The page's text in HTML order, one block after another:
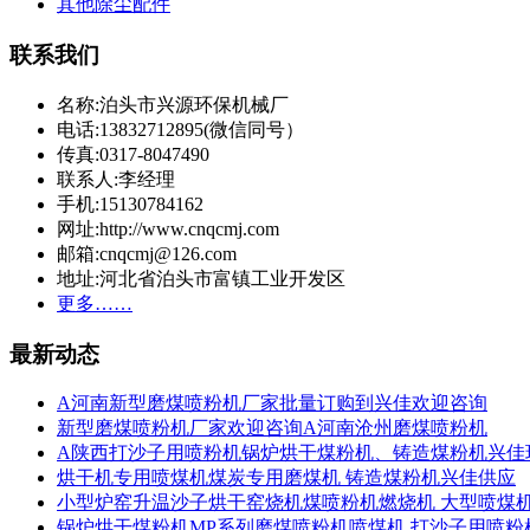
其他除尘配件
联系我们
名称:泊头市兴源环保机械厂
电话:13832712895(微信同号）
传真:0317-8047490
联系人:李经理
手机:15130784162
网址:http://www.cnqcmj.com
邮箱:cnqcmj@126.com
地址:河北省泊头市富镇工业开发区
更多……
最新动态
A河南新型磨煤喷粉机厂家批量订购到兴佳欢迎咨询
新型磨煤喷粉机厂家欢迎咨询A河南沧州磨煤喷粉机
A陕西打沙子用喷粉机锅炉烘干煤粉机、铸造煤粉机兴佳
烘干机专用喷煤机煤炭专用磨煤机 铸造煤粉机兴佳供应
小型炉窑升温沙子烘干窑烧机煤喷粉机燃烧机 大型喷煤